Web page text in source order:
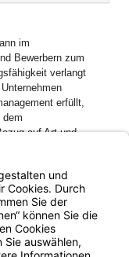
im
Bewerbern zum
verlangt
erfüllt,
dem
auf Art und
sind.
nach EMAS
Normen.
werden.